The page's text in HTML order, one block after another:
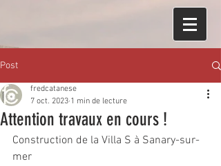
Post
Attention travaux en cours !
fredcatanese
7 oct. 2023 1 min de lecture
Construction de la Villa S à Sanary-sur-
mer